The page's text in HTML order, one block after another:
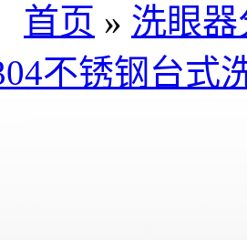
首页 » 洗眼器
不锈钢台式